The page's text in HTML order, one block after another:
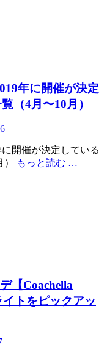
年に開催が決定
（4月〜10月）
開催が決定している
）
もっと読む …
【Coachella
イトをピックアッ